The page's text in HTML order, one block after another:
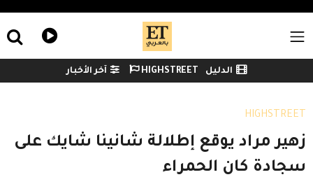
Menu
Watch menu الدليل HIGHSTREET آخر الأخبار
HIGHSTREET
زهير مراد يوقع إطلالة شانينا شايك على
سجادة كان الحمراء